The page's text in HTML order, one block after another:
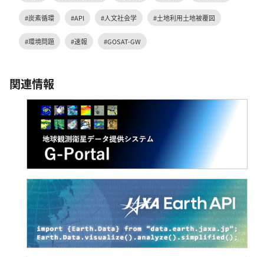
#炭素循環 #API #人文社会学 #土地利用土地被覆図
#環境問題 #速報 #GOSAT-GW
関連情報